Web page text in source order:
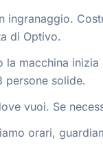
ingranaggio.
di Optivo.
la macchina
persone solide.
vuoi. Se
orari,